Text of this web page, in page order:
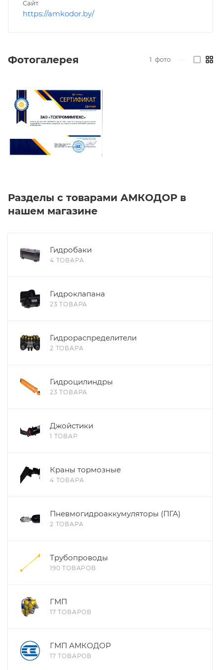
Сайт
https://amkodor.by/
Фотогалерея 1 фото
Разделы с товарами АМКОДОР в
нашем магазине
Гидробаки
4 ТОВАРА
Гидроклапана
23 ТОВАРА
Гидрораспределители
2 ТОВАРА
Гидроцилиндры
23 ТОВАРА
Джойстики
1 ТОВАР
Краны тормозные
4 ТОВАРА
Пневмогидроаккумуляторы (ПГА)
2 ТОВАРА
Трубопроводы
190 ТОВАРОВ
ГМП
17 ТОВАРОВ
ГМП АМКОДОР
17 ТОВАРОВ